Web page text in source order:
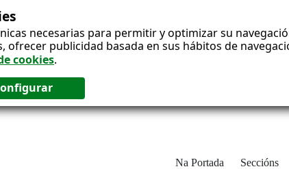
necesarias para permitir y optimizar su
ofrecer publicidad basada en sus hábitos de
cookies.
Na Portada Seccións